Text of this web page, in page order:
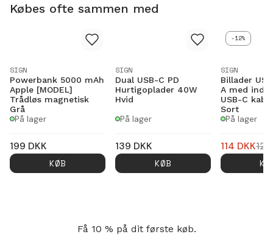
Købes ofte sammen med
SIGN
Powerbank 5000 mAh
Apple [MODEL]
Trådløs magnetisk
Grå
På lager
199 DKK
KØB
SIGN
Dual USB-C PD
Hurtigoplader 40W
Hvid
På lager
139 DKK
KØB
-12%
SIGN
Billader
A med
USB-C
Sort
På lager
114 DKK129
Få 10 % på dit første køb.